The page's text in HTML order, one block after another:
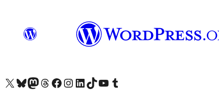
X (旧 Twitter) アカウントへBluesky アカウントへMastodon アカウントへThreads アカウントへ Facebook ページへInstagram アカウントへ LinkedIn アカウントへTikTok アカウントへYouTube チャンネルへ Tumblr アカウントへ